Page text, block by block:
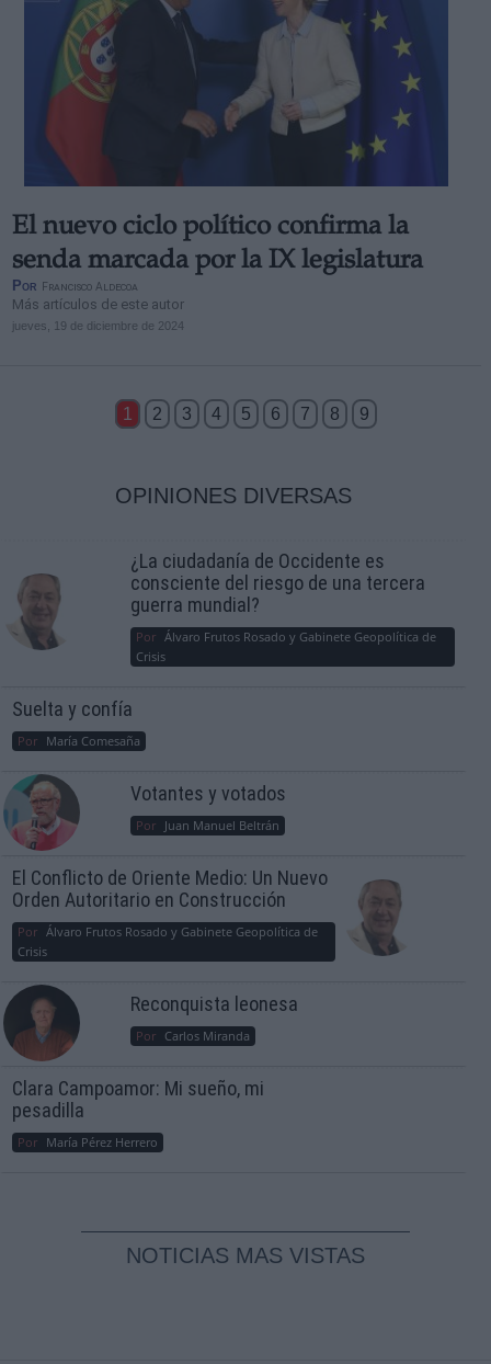
El nuevo ciclo político confirma la
senda marcada por la IX legislatura
Por Francisco Aldecoa
Más artículos de este autor
jueves, 19 de diciembre de 2024
1 2 3 4 5 6 7 8 9
OPINIONES DIVERSAS
¿La ciudadanía de Occidente es
consciente del riesgo de una tercera
guerra mundial?
Por Álvaro Frutos Rosado y Gabinete Geopolítica de
Crisis
Suelta y confía
Por María Comesaña
Votantes y votados
Por Juan Manuel Beltrán
El Conflicto de Oriente Medio: Un Nuevo
Orden Autoritario en Construcción
Por Álvaro Frutos Rosado y Gabinete Geopolítica de
Crisis
Reconquista leonesa
Por Carlos Miranda
Clara Campoamor: Mi sueño, mi
pesadilla
Por María Pérez Herrero
NOTICIAS MAS VISTAS